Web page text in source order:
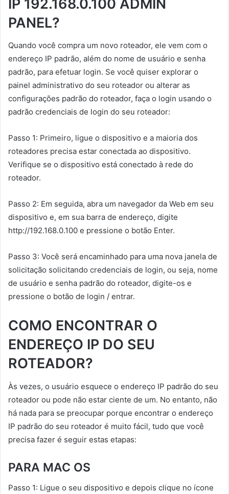
IP 192.168.0.100 ADMIN
PANEL?
Quando você compra um novo roteador, ele vem com o
endereço IP padrão, além do nome de usuário e senha
padrão, para efetuar login. Se você quiser explorar o
painel administrativo do seu roteador ou alterar as
configurações padrão do roteador, faça o login usando o
padrão credenciais de login do seu roteador:
Passo 1: Primeiro, ligue o dispositivo e a maioria dos
roteadores precisa estar conectada ao dispositivo.
Verifique se o dispositivo está conectado à rede do
roteador.
Passo 2: Em seguida, abra um navegador da Web em seu
dispositivo e, em sua barra de endereço, digite
http://192.168.0.100 e pressione o botão Enter.
Passo 3: Você será encaminhado para uma nova janela de
solicitação solicitando credenciais de login, ou seja, nome
de usuário e senha padrão do roteador, digite-os e
pressione o botão de login / entrar.
COMO ENCONTRAR O
ENDEREÇO IP DO SEU
ROTEADOR?
Às vezes, o usuário esquece o endereço IP padrão do seu
roteador ou pode não estar ciente de um. No entanto, não
há nada para se preocupar porque encontrar o endereço
IP padrão do seu roteador é muito fácil, tudo que você
precisa fazer é seguir estas etapas:
PARA MAC OS
Passo 1: Ligue o seu dispositivo e depois clique no ícone